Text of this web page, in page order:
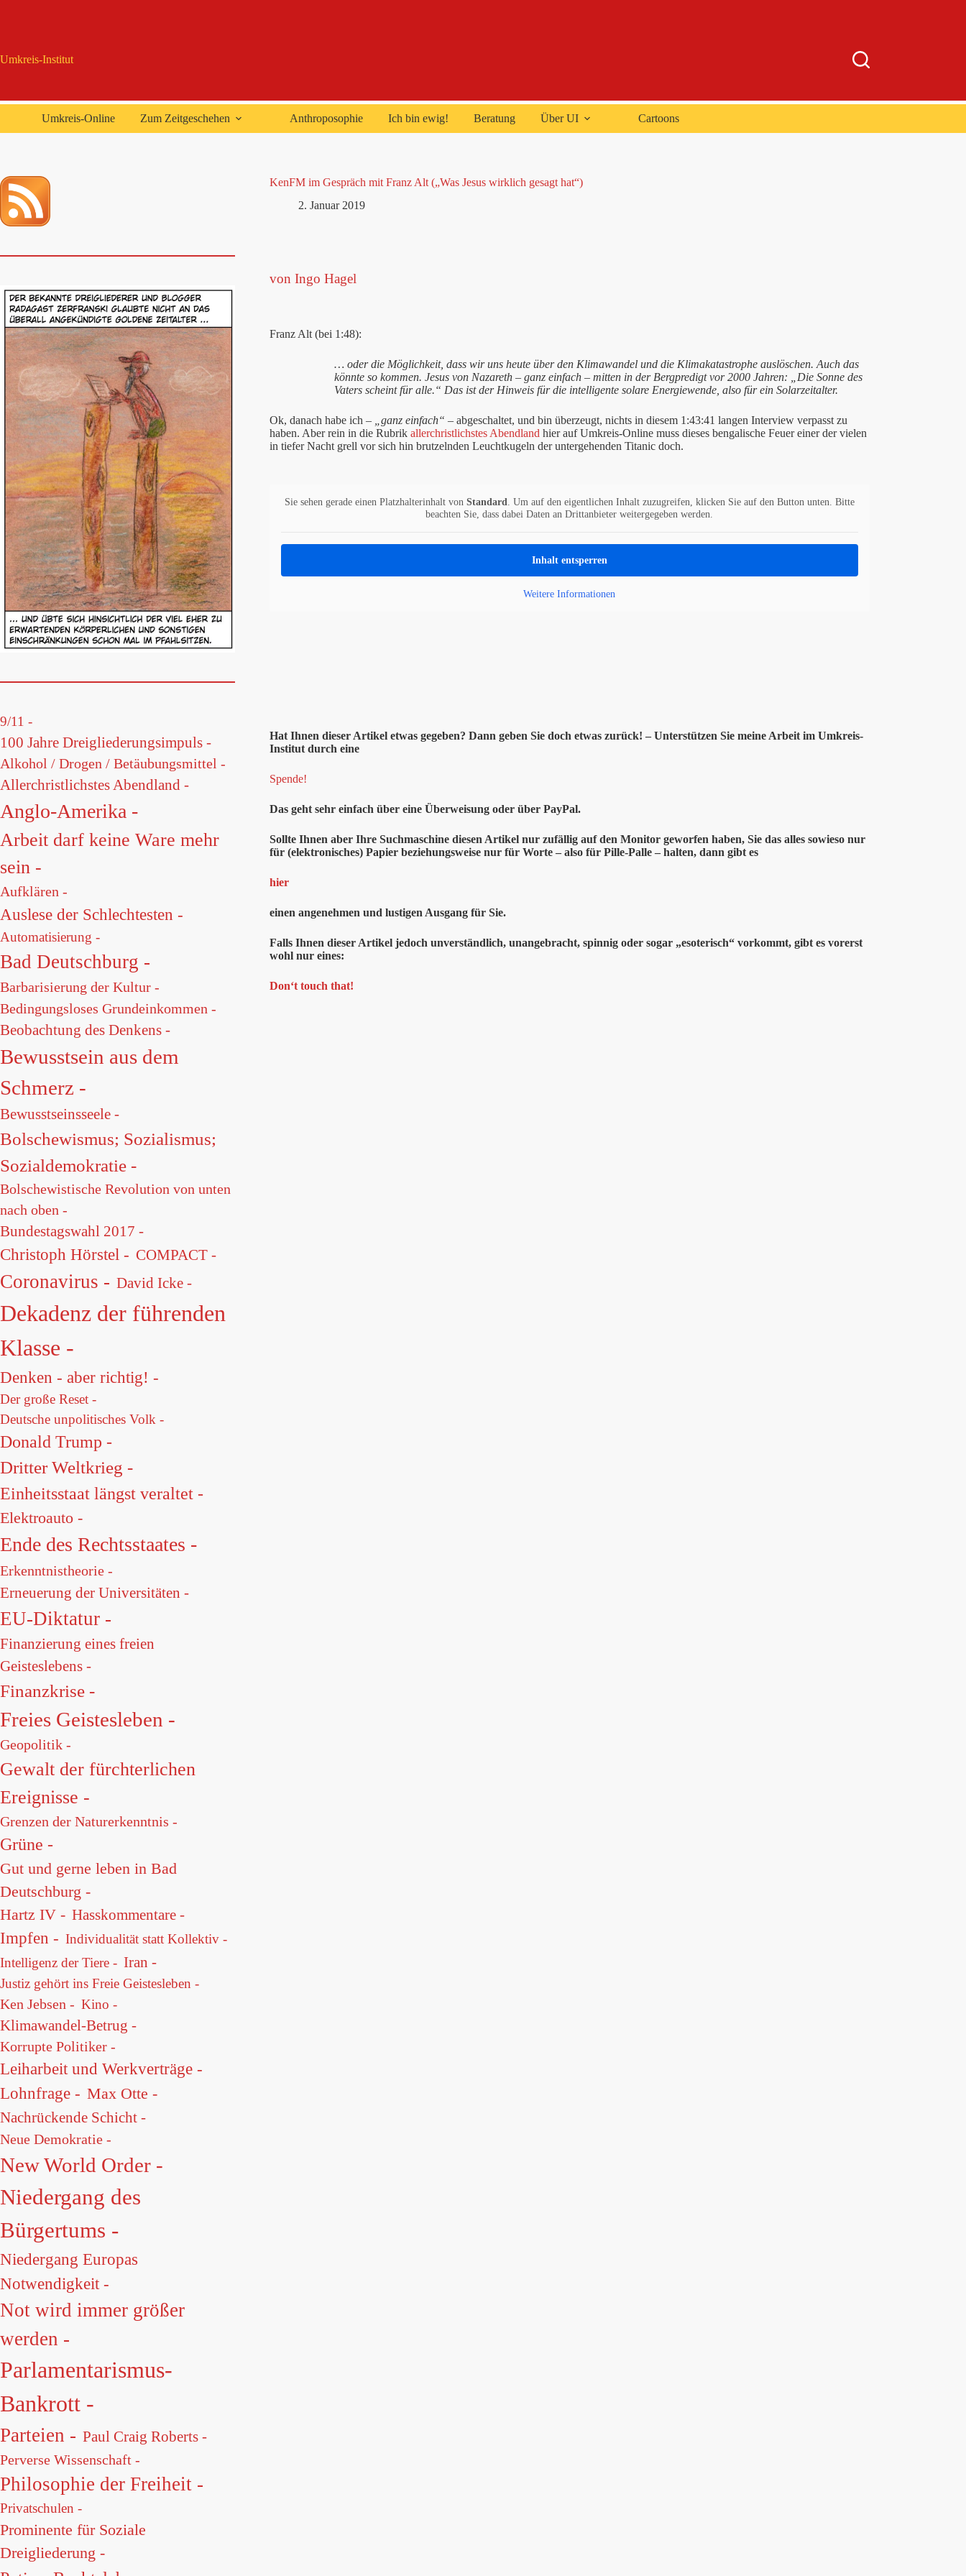
Umkreis-Institut
Umkreis-Online Zum Zeitgeschehen Anthroposophie Ich bin ewig! Beratung Über UI Cartoons
KenFM im Gespräch mit Franz Alt („Was Jesus wirklich gesagt hat“)
2. Januar 2019
von Ingo Hagel
Franz Alt (bei 1:48):
… oder die Möglichkeit, dass wir uns heute über den Klimawandel und die Klimakatastrophe auslöschen. Auch das
könnte so kommen. Jesus von Nazareth – ganz einfach – mitten in der Bergpredigt vor 2000 Jahren: „Die Sonne des
Vaters scheint für alle.“ Das ist der Hinweis für die intelligente solare Energiewende, also für ein Solarzeitalter.
Ok, danach habe ich – „ganz einfach“ – abgeschaltet, und bin überzeugt, nichts in diesem 1:43:41 langen Interview verpasst zu
haben. Aber rein in die Rubrik allerchristlichstes Abendland hier auf Umkreis-Online muss dieses bengalische Feuer einer der vielen
in tiefer Nacht grell vor sich hin brutzelnden Leuchtkugeln der untergehenden Titanic doch.
Sie sehen gerade einen Platzhalterinhalt von Standard
. Um auf den eigentlichen Inhalt zuzugreifen, klicken Sie auf den Button unten. Bitte
beachten Sie, dass dabei Daten an Drittanbieter weitergegeben werden.
Inhalt entsperren
Weitere Informationen
Hat Ihnen dieserArtikel etwas gegeben? Dann geben Sie doch etwas zurück! – Unterstützen Sie meine Arbeit im Umkreis-
Institut durch eine
Spende!
Das geht sehr einfach über eine Überweisung oder über PayPal.
Sollte Ihnen aber Ihre Suchmaschine diesen Artikel nur zufällig auf den Monitor geworfen haben, Sie das alles sowieso nur
für (elektronisches) Papier beziehungsweise nur für Worte – also für Pille-Palle – halten, dann gibt es
hier
einen angenehmen und lustigen Ausgang für Sie.
Falls Ihnen dieser Artikel jedoch unverständlich, unangebracht, spinnig oder sogar „esoterisch“ vorkommt, gibt es vorerst
wohl nur eines:
Don‘t touch that!
9/11 -
100 Jahre Dreigliederungsimpuls -
Alkohol / Drogen / Betäubungsmittel -
Allerchristlichstes Abendland -
Anglo-Amerika -
Arbeit darf keine Ware mehr
sein -
Aufklären -
Auslese der Schlechtesten -
Automatisierung -
Bad Deutschburg -
Barbarisierung der Kultur -
Bedingungsloses Grundeinkommen -
Beobachtung des Denkens -
Bewusstsein aus dem
Schmerz -
Bewusstseinsseele -
Bolschewismus; Sozialismus;
Sozialdemokratie -
Bolschewistische Revolution von unten
nach oben -
Bundestagswahl 2017 -
Christoph Hörstel - COMPACT -
Coronavirus - David Icke -
Dekadenz der führenden
Klasse -
Denken - aber richtig! -
Der große Reset -
Deutsche unpolitisches Volk -
Donald Trump -
Dritter Weltkrieg -
Einheitsstaat längst veraltet -
Elektroauto -
Ende des Rechtsstaates -
Erkenntnistheorie -
Erneuerung der Universitäten -
EU-Diktatur -
Finanzierung eines freien
Geisteslebens -
Finanzkrise -
Freies Geistesleben -
Geopolitik -
Gewalt der fürchterlichen
Ereignisse -
Grenzen der Naturerkenntnis -
Grüne -
Gut und gerne leben in Bad
Deutschburg -
Hartz IV - Hasskommentare -
Impfen - Individualität statt Kollektiv -
Intelligenz der Tiere - Iran -
Justiz gehört ins Freie Geistesleben -
Ken Jebsen - Kino -
Klimawandel-Betrug -
Korrupte Politiker -
Leiharbeit und Werkverträge -
Lohnfrage - Max Otte -
Nachrückende Schicht -
Neue Demokratie -
New World Order -
Niedergang des
Bürgertums -
Niedergang Europas
Notwendigkeit -
Not wird immer größer
werden -
Parlamentarismus-
Bankrott -
Parteien - Paul Craig Roberts -
Perverse Wissenschaft -
Philosophie der Freiheit -
Privatschulen -
Prominente für Soziale
Dreigliederung -